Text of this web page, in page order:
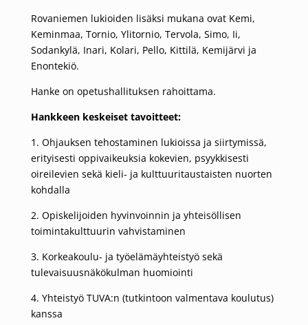
Rovaniemen lukioiden lisäksi mukana ovat Kemi,
Keminmaa, Tornio, Ylitornio, Tervola, Simo, Ii,
Sodankylä, Inari, Kolari, Pello, Kittilä, Kemijärvi ja
Enontekiö.
Hanke on opetushallituksen rahoittama.
Hankkeen keskeiset tavoitteet:
1. Ohjauksen tehostaminen lukioissa ja siirtymissä,
erityisesti oppivaikeuksia kokevien, psyykkisesti
oireilevien sekä kieli- ja kulttuuritaustaisten nuorten
kohdalla
2. Opiskelijoiden hyvinvoinnin ja yhteisöllisen
toimintakulttuurin vahvistaminen
3. Korkeakoulu- ja työelämäyhteistyö sekä
tulevaisuusnäkökulman huomiointi
4. Yhteistyö TUVA:n (tutkintoon valmentava koulutus)
kanssa